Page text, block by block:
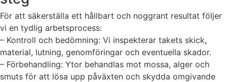
För att säkerställa ett hållbart och noggrant resultat följer
vi en tydlig arbetsprocess:
– Kontroll och bedömning: Vi inspekterar takets skick,
material, lutning, genomföringar och eventuella skador.
– Förbehandling: Ytor behandlas mot mossa, alger och
smuts för att lösa upp påväxten och skydda omgivande